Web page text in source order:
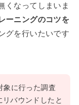
くなってしまいま
ーニングのコツを
グを行いたいです
象に行った調査
バウンドしたと